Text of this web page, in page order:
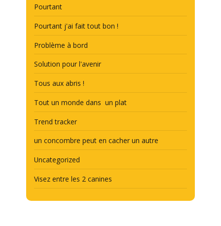
Pourtant
Pourtant j'ai fait tout bon !
Problème à bord
Solution pour l'avenir
Tous aux abris !
Tout un monde dans un plat
Trend tracker
un concombre peut en cacher un autre
Uncategorized
Visez entre les 2 canines